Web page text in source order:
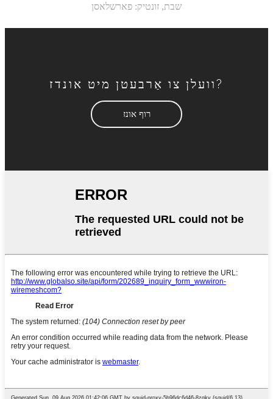
שבת, זונטיק: פארשלאסן
וועלן צו אַרבעטן מיט אונדז?
רוף אונז